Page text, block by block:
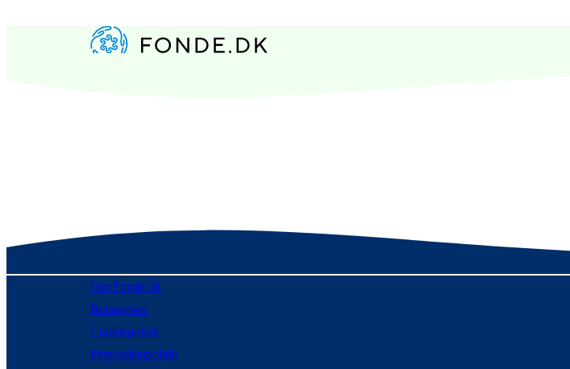
Om Fonde.dk
Betingelser
Cookiepolitik
Persondatapolitik